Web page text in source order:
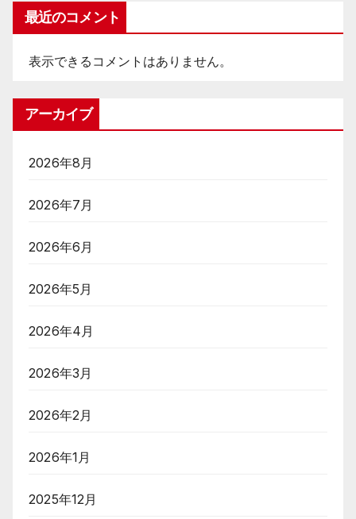
最近のコメント
表示できるコメントはありません。
アーカイブ
2026年8月
2026年7月
2026年6月
2026年5月
2026年4月
2026年3月
2026年2月
2026年1月
2025年12月